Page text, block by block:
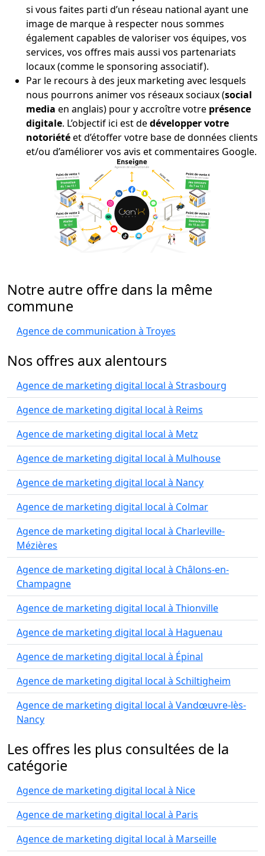
si vous faites parti d’un réseau national ayant une
image de marque à respecter nous sommes
également capables de valoriser vos équipes, vos
services, vos offres mais aussi vos partenariats
locaux (comme le sponsoring associatif).
Par le recours à des jeux marketing avec lesquels
nous pourrons animer vos réseaux sociaux (social
media en anglais) pour y accroître votre présence
digitale. L’objectif ici est dedévelopper votre
notoriétéet d’étoffer votre base de données clients
et/ou d’améliorer vos avis et commentaires Google.
Notre autre offre dans la même
commune
Agence de communication à Troyes
Nos offres aux alentours
Agence de marketing digital local à Strasbourg
Agence de marketing digital local à Reims
Agence de marketing digital local à Metz
Agence de marketing digital local à Mulhouse
Agence de marketing digital local à Nancy
Agence de marketing digital local à Colmar
Agence de marketing digital local à Charleville-
Mézières
Agence de marketing digital local à Châlons-en-
Champagne
Agence de marketing digital local à Thionville
Agence de marketing digital local à Haguenau
Agence de marketing digital local à Épinal
Agence de marketing digital local à Schiltigheim
Agence de marketing digital local à Vandœuvre-lès-
Nancy
Les offres les plus consultées de la
catégorie
Agence de marketing digital local à Nice
Agence de marketing digital local à Paris
Agence de marketing digital local à Marseille